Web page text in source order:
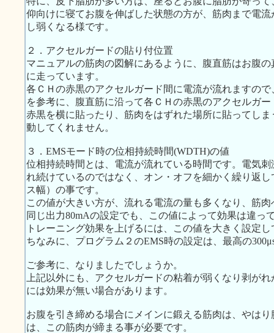
仰向けに寝てお腹を伸ばした状態の方が、筋肉まで電
し弱くなる様です。
２．アクセルガードの貼り付位置
マニュアルの筋肉の図解にあるように、腹直筋はお腹
に走っています。
各ＣＨの赤黒のアクセルガード間に電流が流れますの
を参考に、腹直筋に沿って各ＣＨの赤黒のアクセルガ
赤黒を横に貼ったり、筋肉をはずれた場所に貼ってし
動してくれません。
３．EMSモード時の位相持続時間(WDTH)の値
位相持続時間とは、電流が流れている時間です。電気
れ続けているのではなく、オン・オフを細かく繰り返
ス幅）の事です。
この値が大きい方が、流れる電流の量も多くなり、筋
同じ出力80mAの設定でも、この値によって効果は違っ
トレーニング効果を上げるには、この値を大きく設定
ちなみに、プログラム２のEMS時の設定は、最高の
ご参考に、なりましたでしょうか。
上記以外にも、アクセルガードの粘着が弱くなり剥が
には効果が無い場合があります。
お腹を引き締める場合にメインに鍛える筋肉は、やは
は、この筋肉が締まる事が必要です。